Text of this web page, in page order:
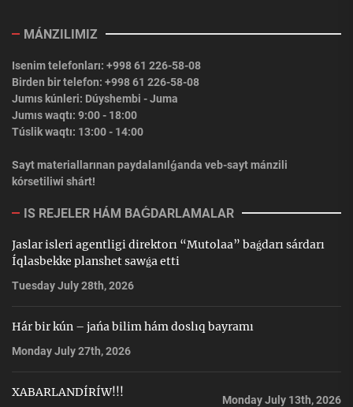
MÁNZILIMIZ
Isenim telefonları: +998 61 226-58-08
Birden bir telefon: +998 61 226-58-08
Jumıs kúnleri: Dúyshembi - Juma
Jumıs waqtı: 9:00 - 18:00
Túslik waqtı: 13:00 - 14:00
Sayt materiallarınan paydalanılǵanda veb-sayt mánzili
kórsetiliwi shárt!
IS REJELER HÁM BAǴDARLAMALAR
Jaslar isleri agentligi direktorı “Mutolaa” baǵdarı sárdarı
Íqlasbekke planshet sawǵa etti
Tuesday July 28th, 2026
Hár bir kún – jańa bilim hám doslıq bayramı
Monday July 27th, 2026
XABARLANDÍRÍW!!!
Monday July 13th, 2026